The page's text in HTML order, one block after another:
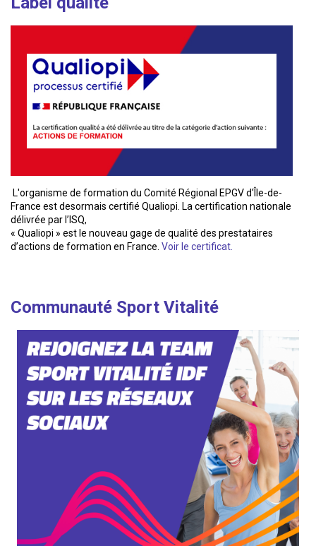
L'organisme de formation du Comité Régional EPGV d'Île-de-
France est desormais certifié Qualiopi. La certification nationale
délivrée par l’ISQ,
« Qualiopi » est le nouveau gage de qualité des prestataires
d’actions de formation en France. Voir le certificat.
Communauté Sport Vitalité